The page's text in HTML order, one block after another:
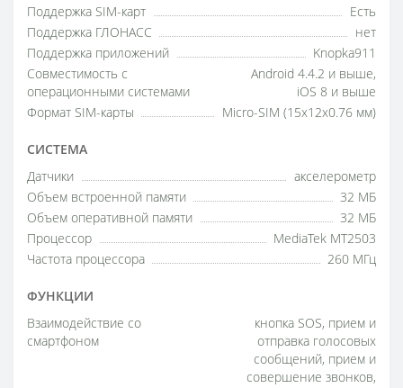
Поддержка SIM-карт
Есть
Поддержка ГЛОНАCC
нет
Поддержка приложений
Knopka911
Совместимость с
операционными системами
Android 4.4.2 и выше,
iOS 8 и вышe
Формат SIM-карты
Micro-SIM (15x12x0.76 мм)
СИСТЕМА
Датчики
акселерометр
Объем встроенной памяти
32 МБ
Объем оперативной памяти
32 МБ
Процессор
MediaTek MT2503
Частота процессора
260 МГц
ФУНКЦИИ
Взаимодействие со
смартфоном
кнопка SOS, прием и
отправка голосовых
сообщений, прием и
совершение звонков,